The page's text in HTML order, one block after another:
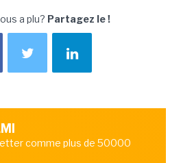
a plu? Partagez le !
comme plus de 50000